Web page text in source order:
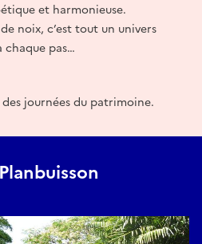
et harmonieuse.
noix, c’est tout un univers
chaque pas…
journées du patrimoine.